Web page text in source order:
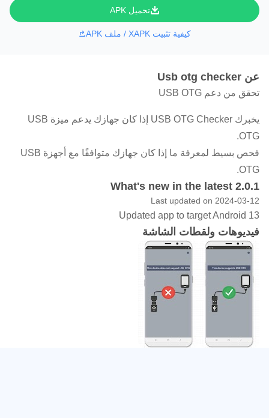
تحميل APK
كيفية تثبيت XAPK / ملف APK
عن Usb otg checker
تحقق من دعم USB OTG
يخبرك USB OTG Checker إذا كان جهازك يدعم ميزة USB
OTG.
فحص بسيط لمعرفة ما إذا كان جهازك متوافقًا مع أجهزة USB
OTG.
What's new in the latest 2.0.1
Last updated on 2024-03-12
Updated app to target Android 13
فيديوهات ولقطات الشاشة